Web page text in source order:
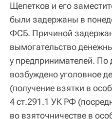
Щепетков и его
были задержаны в
ФСБ. Причиной
вымогательство
у предпринимателей. По
возбуждено уголовное
(получение взятки в
4 ст.291.1 УК РФ
во взяточничестве в